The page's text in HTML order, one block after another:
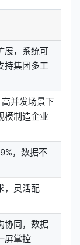
展，系统可
持集团多工
并发场景下
模制造企业
，数据不
，灵活配
协同，数据
屏掌控